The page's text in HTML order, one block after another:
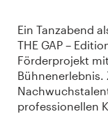
Ein Tanzabend
THE GAP –
Förderprojekt
professionellen